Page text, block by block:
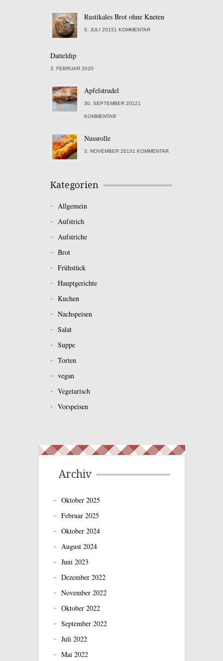
Rustikales Brot ohne Kneten
5. JULI 20151 KOMMENTAR
Datteldip
3. FEBRUAR 2020
Apfelstrudel
30. SEPTEMBER 20121
KOMMENTAR
Nussrolle
3. NOVEMBER 20131 KOMMENTAR
Kategorien
Allgemein
Aufstrich
Aufstriche
Brot
Frühstück
Hauptgerichte
Kuchen
Nachspeisen
Salat
Suppe
Torten
vegan
Vegetarisch
Vorspeisen
Archiv
Oktober 2025
Februar 2025
Oktober 2024
August 2024
Juni 2023
Dezember 2022
November 2022
Oktober 2022
September 2022
Juli 2022
Mai 2022